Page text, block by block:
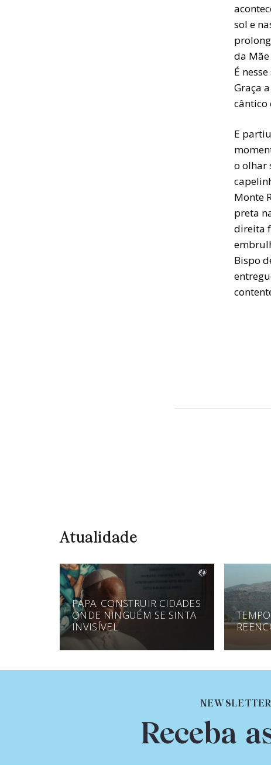
sol e
da
É
Graça
cântico
E
o olhar
Monte
preta
direita
Bispo
Atualidade
PAPA: CONSTRUIR CIDADES
ONDE NINGUÉM SE SINTA
INVISÍVEL
Receba